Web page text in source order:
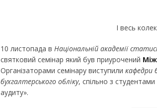
І весь
10 листопада в Національній академії
святковий семінар який був приурочений
Організаторами семінару виступили кафедри
бухгалтерського обліку, спільно з
аудиту».